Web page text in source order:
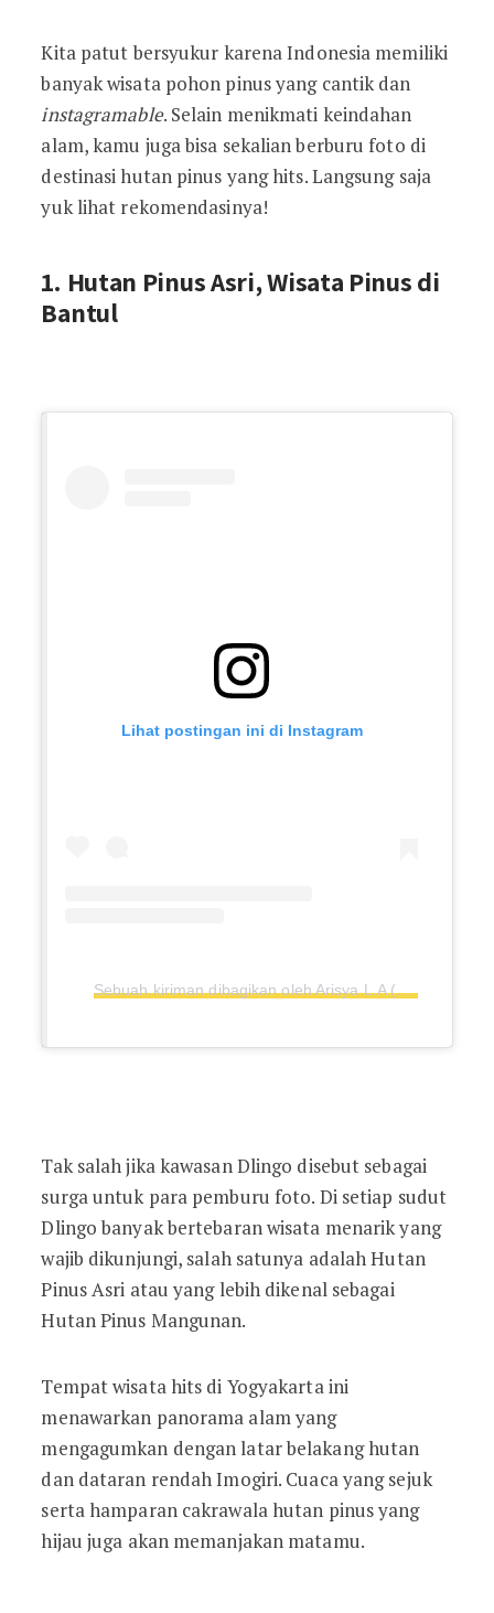
Kita patut bersyukur karena Indonesia memiliki
banyak wisata pohon pinus yang cantik dan
instagramable. Selain menikmati keindahan
alam, kamu juga bisa sekalian berburu foto di
destinasi hutan pinus yang hits. Langsung saja
yuk lihat rekomendasinya!
1. Hutan Pinus Asri, Wisata Pinus di
Bantul
Lihat postingan ini di Instagram
Sebuah kiriman dibagikan oleh Arisya L.A (@syasyaarisya)
Tak salah jika kawasan Dlingo disebut sebagai
surga untuk para pemburu foto. Di setiap sudut
Dlingo banyak bertebaran wisata menarik yang
wajib dikunjungi, salah satunya adalah Hutan
Pinus Asri atau yang lebih dikenal sebagai
Hutan Pinus Mangunan.
Tempat wisata hits di Yogyakarta ini
menawarkan panorama alam yang
mengagumkan dengan latar belakang hutan
dan dataran rendah Imogiri. Cuaca yang sejuk
serta hamparan cakrawala hutan pinus yang
hijau juga akan memanjakan matamu.